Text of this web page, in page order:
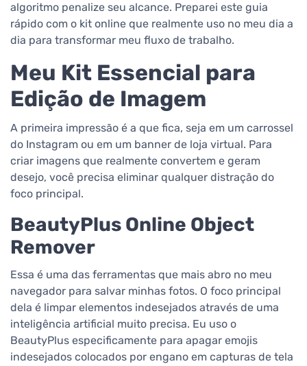
algoritmo penalize seu alcance. Preparei este guia
rápido com o kit online que realmente uso no meu dia a
dia para transformar meu fluxo de trabalho.
Meu Kit Essencial para
Edição de Imagem
A primeira impressão é a que fica, seja em um carrossel
do Instagram ou em um banner de loja virtual. Para
criar imagens que realmente convertem e geram
desejo, você precisa eliminar qualquer distração do
foco principal.
BeautyPlus Online Object
Remover
Essa é uma das ferramentas que mais abro no meu
navegador para salvar minhas fotos. O foco principal
dela é limpar elementos indesejados através de uma
inteligência artificial muito precisa. Eu uso o
BeautyPlus especificamente para apagar emojis
indesejados colocados por engano em capturas de tela